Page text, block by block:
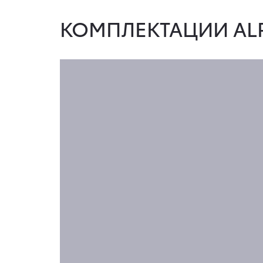
КОМПЛЕКТАЦИИ